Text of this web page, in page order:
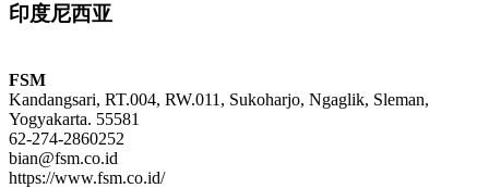
印度尼西亚
FSM
Kandangsari, RT.004, RW.011, Sukoharjo, Ngaglik, Sleman,
Yogyakarta. 55581
62-274-2860252
bian@fsm.co.id
https://www.fsm.co.id/